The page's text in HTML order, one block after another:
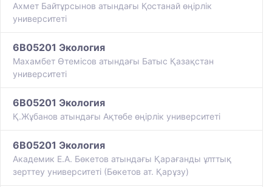
Ахмет Байтұрсынов атындағы Қостанай өңірлік
университеті
6B05201 Экология
Махамбет Өтемісов атындағы Батыс Қазақстан
университеті
6B05201 Экология
Қ.Жұбанов атындағы Ақтөбе өңірлік университеті
6B05201 Экология
Академик Е.А. Бөкетов атындағы Қарағанды ұлттық
зерттеу университеті (Бөкетов ат. Қарұзу)